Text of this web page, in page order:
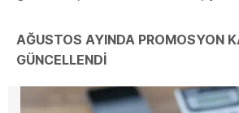
AĞUSTOS AYINDA PROMOSYON
GÜNCELLENDİ